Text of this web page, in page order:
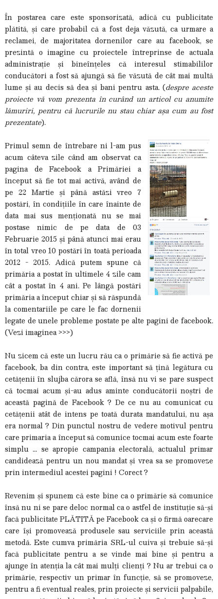
În postarea care este sponsorizată, adică cu publicitate
plătită, și care probabil că a fost deja văzută, ca urmare a
reclamei, de majoritatea dornenilor care au facebook, se
prezintă o imagine cu proiectele întreprinse de actuala
administrație și bineînțeles că interesul stimabililor
conducători a fost să ajungă să fie văzută de cât mai multă
lume și au decis să dea și bani pentru asta. (despre aceste
proiecte vă vom prezenta în curând un articol cu anumite
lămuriri, pentru că lucrurile nu stau chiar așa cum au fost
prezentate).
Primul semn de întrebare ni l-am pus
acum câteva zile când am observat ca
pagina de Facebook a Primăriei a
început să fie tot mai activă, având de
pe 22 Martie și până astăzi vreo 7
postări, în condițiile în care înainte de
data mai sus menționată nu se mai
postase nimic de pe data de 03
Februarie 2015 și până atunci mai erau
în total vreo 10 postări în toată perioada
2012 - 2015. Adică putem spune că
primăria a postat în ultimele 4 zile cam
cât a postat în 4 ani. Pe lângă postări
primăria a început chiar și să răspundă
la comentariile pe care le fac dornenii
legate de unele probleme postate pe alte pagini de facebook.
(Vezi imaginea >>>)
Nu zicem că este un lucru rău ca o primărie să fie activă pe
facebook, ba din contra, este important să țină legătura cu
cetățenii în slujba cărora se află, însă nu vi se pare suspect
că tocmai acum și-au adus aminte conducătorii noștri de
această pagină de Facebook ? De ce nu au comunicat cu
cetățenii atât de intens pe toată durata mandatului, nu așa
era normal ? Din punctul nostru de vedere motivul pentru
care primaria a început să comunice tocmai acum este foarte
simplu ... se apropie campania electorală, actualul primar
candidează pentru un nou mandat și vrea sa se promoveze
prin intermediul acestei pagini ! Corect ?
Revenim și spunem că este bine ca o primărie să comunice
însă nu ni se pare deloc normal ca o astfel de instituție să-și
facă publicitate PLĂTITĂ pe Facebook ca și o firmă oarecare
care își promovează produsele sau serviciile prin această
metodă. Este cumva primăria SRL-ul cuiva și trebuie să-și
facă publicitate pentru a se vinde mai bine și pentru a
ajunge în atenția la cât mai mulți clienți ? Nu ar trebui ca o
primărie, respectiv un primar în funcție, să se promoveze,
pentru a fi eventual reales, prin proiecte și servicii palpabile,